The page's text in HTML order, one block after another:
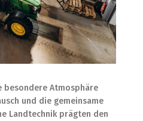
besondere Atmosphäre
und die gemeinsame
Landtechnik prägten den